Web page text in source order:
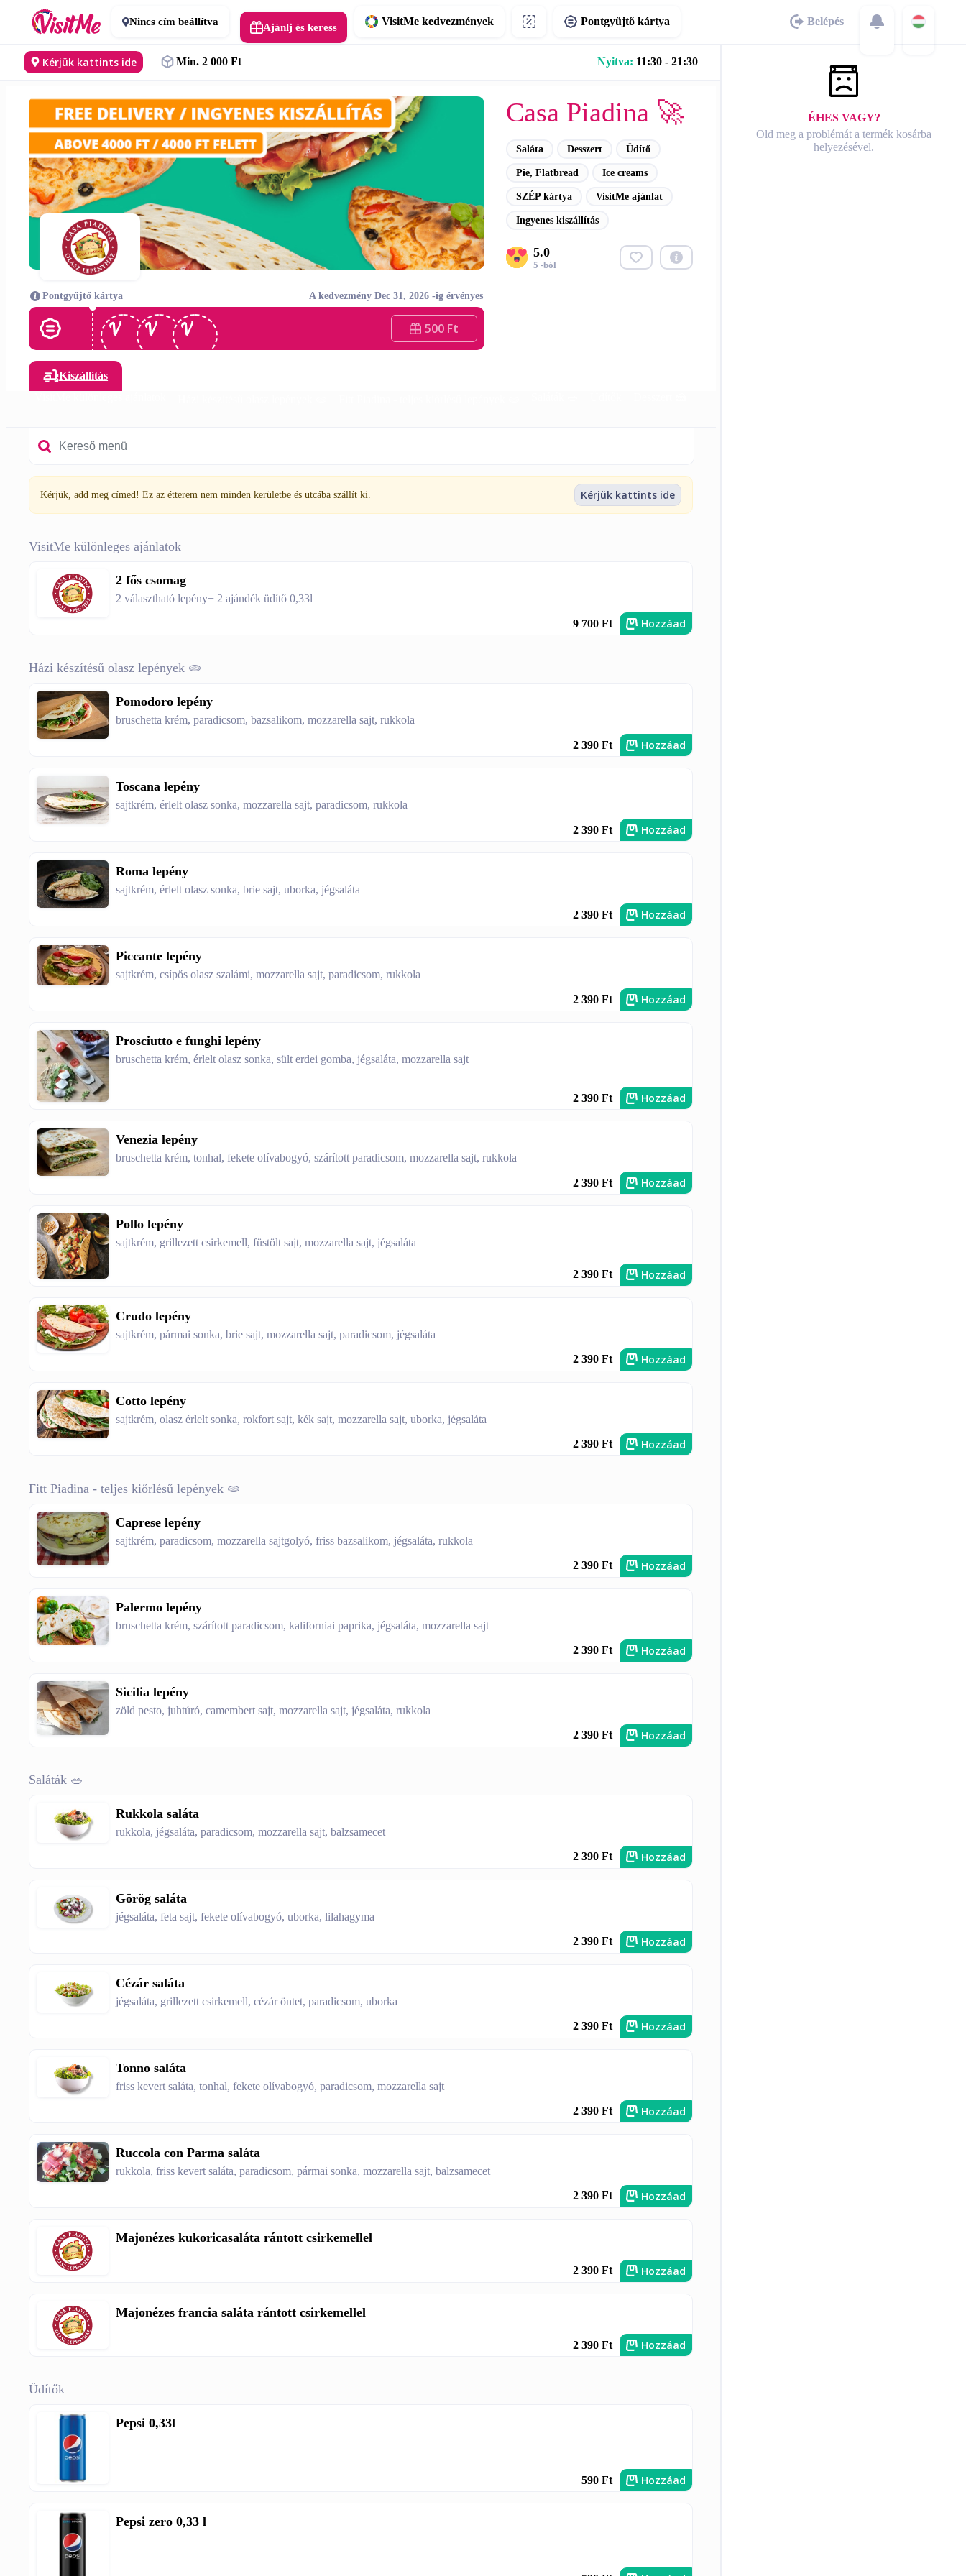
Nincs cím beállítva Ajánlj és keress VisitMe kedvezmények Pontgyűjtő kártya Belépés
Kérjük kattints ide Min. 2 000 Ft Nyitva: 11:30 - 21:30
ÉHES VAGY?
Old meg a problémát a termék kosárba
helyezésével.
Casa Piadina 🚀
Saláta Desszert Üdítő
Pie, Flatbread Ice creams
SZÉP kártya VisitMe ajánlat
Ingyenes kiszállítás
5.0
5 -ból
Pontgyűjtő kártya A kedvezmény Dec 31, 2026 -ig érvényes
500 Ft
Kiszállítás
Kérjük, add meg címed! Ez az étterem nem minden kerületbe és utcába szállít ki. Kérjük kattints ide
VisitMe különleges ajánlatok
2 fős csomag
2 választható lepény+ 2 ajándék üdítő 0,33l
9 700 Ft Hozzáad
Házi készítésű olasz lepények 🫓
Pomodoro lepény
bruschetta krém, paradicsom, bazsalikom, mozzarella sajt, rukkola
2 390 Ft Hozzáad
Toscana lepény
sajtkrém, érlelt olasz sonka, mozzarella sajt, paradicsom, rukkola
2 390 Ft Hozzáad
Roma lepény
sajtkrém, érlelt olasz sonka, brie sajt, uborka, jégsaláta
2 390 Ft Hozzáad
Piccante lepény
sajtkrém, csípős olasz szalámi, mozzarella sajt, paradicsom, rukkola
2 390 Ft Hozzáad
Prosciutto e funghi lepény
bruschetta krém, érlelt olasz sonka, sült erdei gomba, jégsaláta, mozzarella sajt
2 390 Ft Hozzáad
Venezia lepény
bruschetta krém, tonhal, fekete olívabogyó, szárított paradicsom, mozzarella sajt, rukkola
2 390 Ft Hozzáad
Pollo lepény
sajtkrém, grillezett csirkemell, füstölt sajt, mozzarella sajt, jégsaláta
2 390 Ft Hozzáad
Crudo lepény
sajtkrém, pármai sonka, brie sajt, mozzarella sajt, paradicsom, jégsaláta
2 390 Ft Hozzáad
Cotto lepény
sajtkrém, olasz érlelt sonka, rokfort sajt, kék sajt, mozzarella sajt, uborka, jégsaláta
2 390 Ft Hozzáad
Fitt Piadina - teljes kiőrlésű lepények 🫓
Caprese lepény
sajtkrém, paradicsom, mozzarella sajtgolyó, friss bazsalikom, jégsaláta, rukkola
2 390 Ft Hozzáad
Palermo lepény
bruschetta krém, szárított paradicsom, kaliforniai paprika, jégsaláta, mozzarella sajt
2 390 Ft Hozzáad
Sicilia lepény
zöld pesto, juhtúró, camembert sajt, mozzarella sajt, jégsaláta, rukkola
2 390 Ft Hozzáad
Saláták 🥗
Rukkola saláta
rukkola, jégsaláta, paradicsom, mozzarella sajt, balzsamecet
2 390 Ft Hozzáad
Görög saláta
jégsaláta, feta sajt, fekete olívabogyó, uborka, lilahagyma
2 390 Ft Hozzáad
Cézár saláta
jégsaláta, grillezett csirkemell, cézár öntet, paradicsom, uborka
2 390 Ft Hozzáad
Tonno saláta
friss kevert saláta, tonhal, fekete olívabogyó, paradicsom, mozzarella sajt
2 390 Ft Hozzáad
Ruccola con Parma saláta
rukkola, friss kevert saláta, paradicsom, pármai sonka, mozzarella sajt, balzsamecet
2 390 Ft Hozzáad
Majonézes kukoricasaláta rántott csirkemellel
2 390 Ft Hozzáad
Majonézes francia saláta rántott csirkemellel
2 390 Ft Hozzáad
Üdítők
Pepsi 0,33l
590 Ft Hozzáad
Pepsi zero 0,33 l